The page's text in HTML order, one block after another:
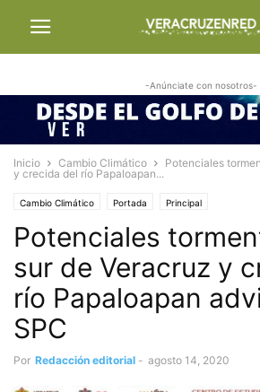
-Anúnciate con nosotros-
Inicio Cambio Climático
Potenciales
y crecida del río Papaloapan...
Cambio Climático Portada Principal
Potenciales
sur de Veracruz y
río Papaloapan
SPC
Por Redacción editorial - agosto 14, 2020